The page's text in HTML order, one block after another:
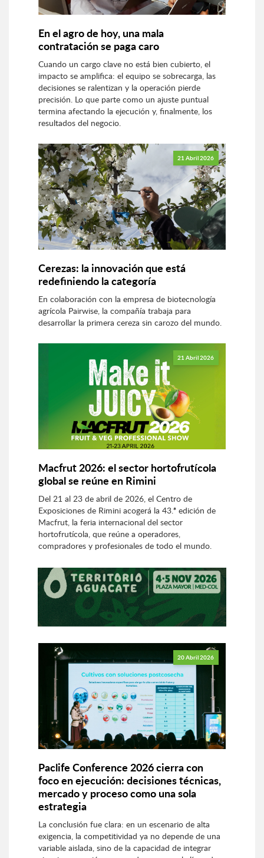
En el agro de hoy, una mala
contratación se paga caro
Cuando un cargo clave no está bien cubierto, el
impacto se amplifica: el equipo se sobrecarga, las
decisiones se ralentizan y la operación pierde
precisión. Lo que parte como un ajuste puntual
termina afectando la ejecución y, finalmente, los
resultados del negocio.
21 Abril 2026
Cerezas: la innovación que está
redefiniendo la categoría
En colaboración con la empresa de biotecnología
agrícola Pairwise, la compañía trabaja para
desarrollar la primera cereza sin carozo del mundo.
21 Abril 2026
Macfrut 2026: el sector hortofrutícola
global se reúne en Rimini
Del 21 al 23 de abril de 2026, el Centro de
Exposiciones de Rimini acogerá la 43.ª edición de
Macfrut, la feria internacional del sector
hortofrutícola, que reúne a operadores,
compradores y profesionales de todo el mundo.
20 Abril 2026
Paclife Conference 2026 cierra con
foco en ejecución: decisiones técnicas,
mercado y proceso como una sola
estrategia
La conclusión fue clara: en un escenario de alta
exigencia, la competitividad ya no depende de una
variable aislada, sino de la capacidad de integrar